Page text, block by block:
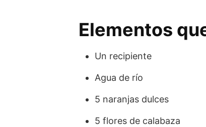
Elementos
Un recipiente
Agua de río
5 naranjas dulces
5 flores de calabaza